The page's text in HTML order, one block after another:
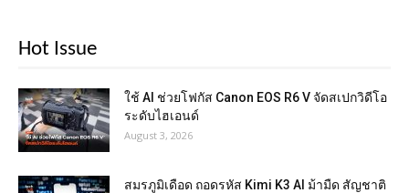
Hot Issue
ใช้ AI ช่วยโฟกัส Canon EOS R6 V จัดสเปกวิดีโอ
ระดับไฮเอนด์
August 3, 2026
สมรภูมิเดือด ถอดรหัส Kimi K3 AI ม้ามืด สัญชาติ